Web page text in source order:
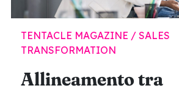
TENTACLE MAGAZINE / SALES
TRANSFORMATION
Allineamento tra